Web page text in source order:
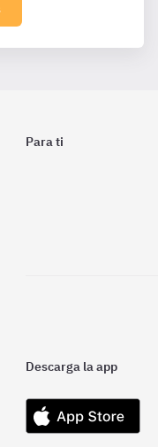
Para ti
Descarga la app